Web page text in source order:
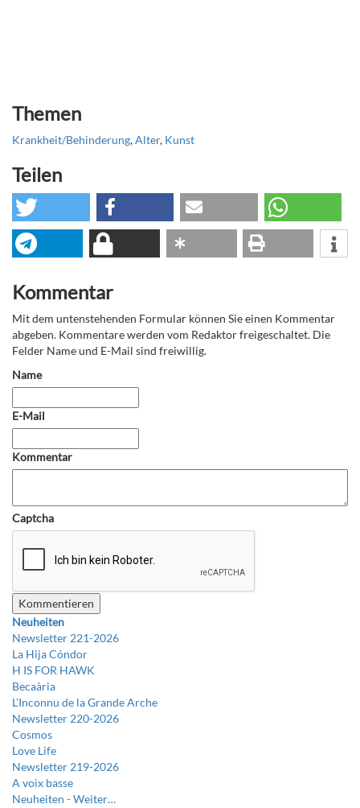
Themen
Krankheit/Behinderung,Alter, Kunst
Teilen
Kommentar
Mit dem untenstehenden Formular können Sie einen Kommentar
abgeben. Kommentare werden vom Redaktor freigeschaltet. Die
Felder Name und E-Mail sind freiwillig.
Name
E-Mail
Kommentar
Captcha
Neuheiten
Newsletter 221-2026
La Hija Cóndor
H IS FOR HAWK
Becaària
L’Inconnu de la Grande Arche
Newsletter 220-2026
Cosmos
Love Life
Newsletter 219-2026
A voix basse
Neuheiten -Weiter…